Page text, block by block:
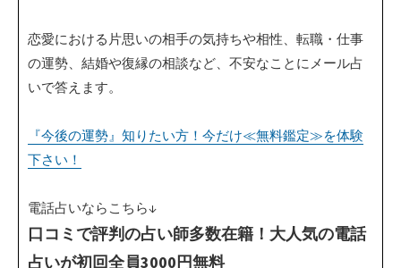
恋愛における片思いの相手の気持ちや相性、転職・仕事
の運勢、結婚や復縁の相談など、不安なことにメール占
いで答えます。
『今後の運勢』知りたい方！今だけ≪無料鑑定≫を体験
下さい！
電話占いならこちら↓
口コミで評判の占い師多数在籍！大人気の電話
占いが初回全員3000円無料